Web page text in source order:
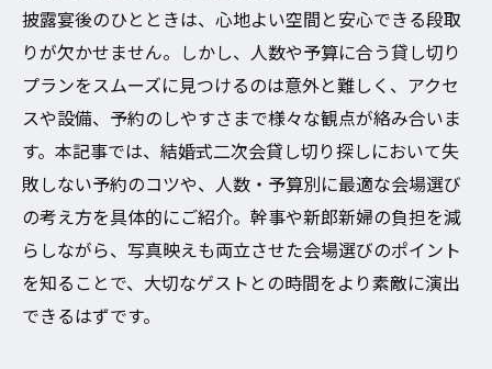
披露宴後のひとときは、心地よい空間と安心できる段取
りが欠かせません。しかし、人数や予算に合う貸し切り
プランをスムーズに見つけるのは意外と難しく、アクセ
スや設備、予約のしやすさまで様々な観点が絡み合いま
す。本記事では、結婚式二次会貸し切り探しにおいて失
敗しない予約のコツや、人数・予算別に最適な会場選び
の考え方を具体的にご紹介。幹事や新郎新婦の負担を減
らしながら、写真映えも両立させた会場選びのポイント
を知ることで、大切なゲストとの時間をより素敵に演出
できるはずです。